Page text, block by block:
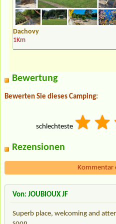
Dachovy
1Km
Bewertung
Bewerten Sie dieses Camping:
schlechteste
Rezensionen
Kommentar
Von: JOUBIOUX JF
Superb place, welcoming and